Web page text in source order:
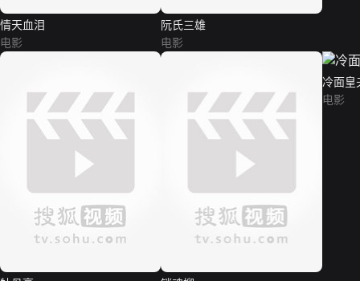
情天血泪
电影
阮氏三雄
电影
冷面皇
电影